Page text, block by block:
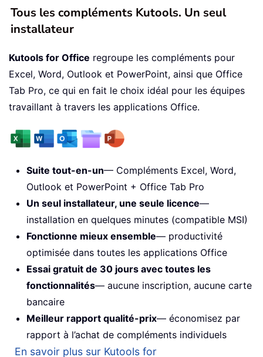
Tous les compléments Kutools. Un seul
installateur
Kutools for Office regroupe les compléments pour
Excel, Word, Outlook et PowerPoint, ainsi que Office
Tab Pro, ce qui en fait le choix idéal pour les équipes
travaillant à travers les applications Office.
Suite tout-en-un— Compléments Excel, Word,
Outlook et PowerPoint + Office Tab Pro
Un seul installateur, une seule licence—
installation en quelques minutes (compatible MSI)
Fonctionne mieux ensemble— productivité
optimisée dans toutes les applications Office
Essai gratuit de 30 jours avec toutes les
fonctionnalités— aucune inscription, aucune carte
bancaire
Meilleur rapport qualité-prix— économisez par
rapport à l’achat de compléments individuels
En savoir plus sur Kutools for